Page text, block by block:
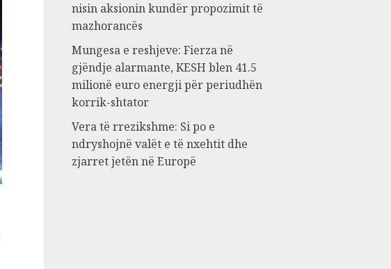
nisin aksionin kundër propozimit të
mazhorancës
Mungesa e reshjeve: Fierza në
gjëndje alarmante, KESH blen 41.5
milionë euro energji për periudhën
korrik-shtator
Vera të rrezikshme: Si po e
ndryshojnë valët e të nxehtit dhe
zjarret jetën në Europë